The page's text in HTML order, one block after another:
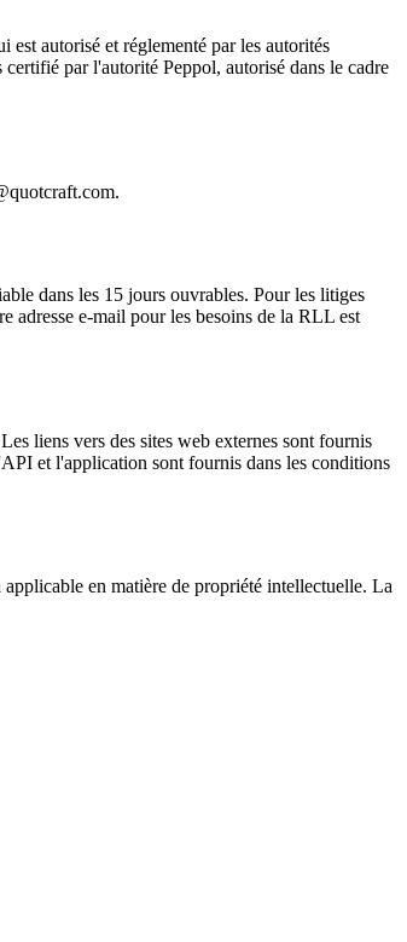
autorisé et réglementé par les autorités
par l'autorité Peppol, autorisé dans le cadre
dans les 15 jours ouvrables. Pour les litiges
adresse e-mail pour les besoins de la RLL est
liens vers des sites web externes sont fournis
et l'application sont fournis dans les conditions
en matière de propriété intellectuelle. La